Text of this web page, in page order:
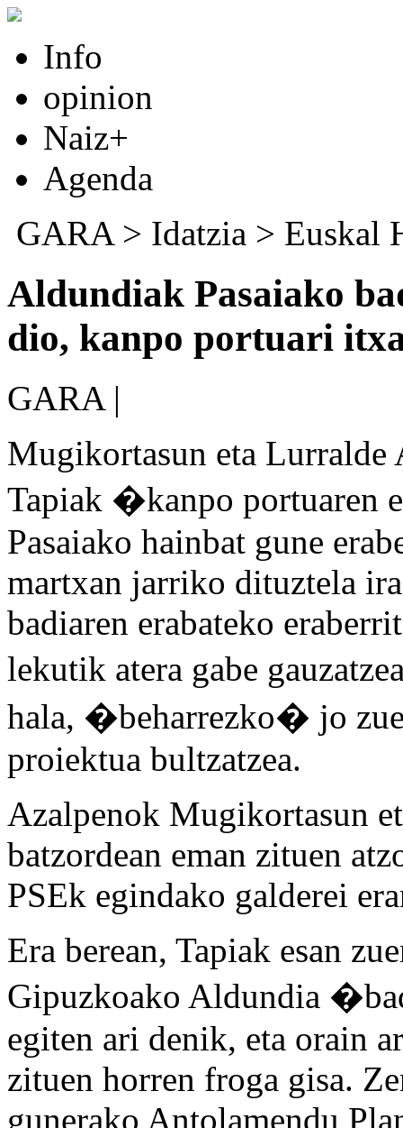
Info
opinion
Naiz+
Agenda
GARA> Idatzia > Euskal
Aldundiak Pasaiako
dio, kanpo portuari
GARA |
Mugikortasun eta Lurralde
Tapiak �kanpo portuaren
Pasaiako hainbat gune
martxan jarriko dituztela
badiaren erabateko
lekutik atera gabe
hala, �beharrezko� jo
proiektua bultzatzea.
Azalpenok Mugikortasun
batzordean eman zituen
PSEk egindako galderei
Era berean, Tapiak esan
Gipuzkoako Aldundia
egiten ari denik, eta orain
zituen horren froga gisa.
gunerako Antolamendu